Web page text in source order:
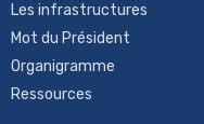
Les infrastructures
Mot du Président
Organigramme
Ressources